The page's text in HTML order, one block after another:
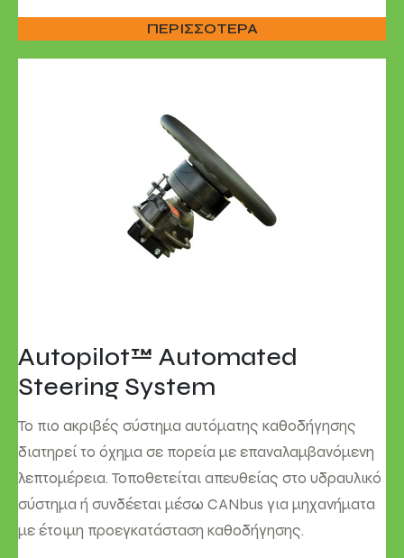
ΠΕΡΙΣΣΟΤΕΡΑ
Autopilot™ Automated
Steering System
Το πιο ακριβές σύστημα αυτόματης καθοδήγησης
διατηρεί το όχημα σε πορεία με επαναλαμβανόμενη
λεπτομέρεια. Τοποθετείται απευθείας στο υδραυλικό
σύστημα ή συνδέεται μέσω CANbus για μηχανήματα
με έτοιμη προεγκατάσταση καθοδήγησης.